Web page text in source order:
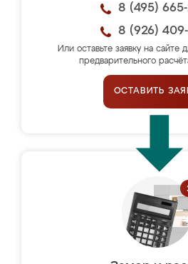
8 (495)
8 (926)
Или оставьте заявку на сайте
предварительного
ОСТАВИТЬ